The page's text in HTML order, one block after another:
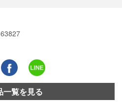
一覧を見る